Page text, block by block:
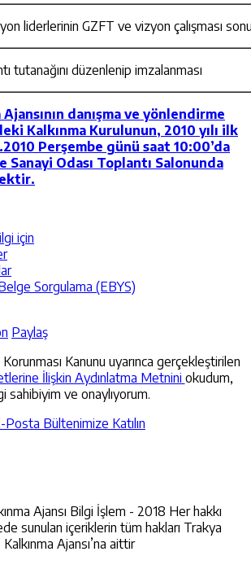
liderlerinin GZFT ve vizyon çalışması
tutanağını düzenlenip imzalanması
danışma ve yönlendirme
Kalkınma Kurulunun, 2010 yılı ilk
Perşembe günü saat 10:00’da
Odası Toplantı Salonunda
için
Sorgulama (EBYS)
Paylaş
Kanunu uyarınca gerçekleştirilen
İlişkin Aydınlatma Metnini okudum,
sahibiyim ve onaylıyorum.
Posta Bültenimize Katılın
Ajansı Bilgi İşlem - 2018 Her hakkı
sunulan içeriklerin tüm hakları Trakya
Kalkınma Ajansı’na aittir